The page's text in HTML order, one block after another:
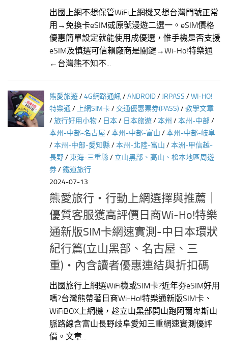
出國上網不想保管WiFi上網機又想台灣門號正常
用→免換卡eSIM或原號漫遊二選一。eSIM價格
優惠簡單設定就能使用成優選，惟手機是否支援
eSIM及慎選可信賴廠商是關鍵→Wi-Ho!特樂通
←台灣熊不知不...
熊愛旅遊/4G網路通訊/ANDROID/ JRPASS /WI-HO!
特樂通 / 上網SIM卡/ 交通優惠票券(PASS) /教學文章
/旅行好用小物/ 日本/ 日本旅遊/本州 /本州-中部 /
本州-中部-名古屋 /本州-中部-富山 /本州-中部-岐阜
/本州-中部-愛知縣/本州-北陸-富山 /本洲-甲信越-
長野/ 東海-三重縣/ 立山黑部、高山、松本地區周遊
券/鐵道旅行
2024-07-13
熊愛旅行‧行動上網選擇與推薦｜
優質客服獲高評價日商Wi-Ho!特樂
通新版SIM卡網速實測-中日本環狀
紀行篇(立山黑部、名古屋、三
重)‧內含讀者優惠連結與折扣碼
出國旅行上網選WiFi機或SIM卡?近年夯eSIM好用
嗎?台灣熊帶著日商Wi-Ho!特樂通新版SIM卡、
WiFiBOX上網機，趁立山黑部開山跑阿爾卑斯山
脈路線含富山長野歧阜愛知三重網速實測優評
價。文章...